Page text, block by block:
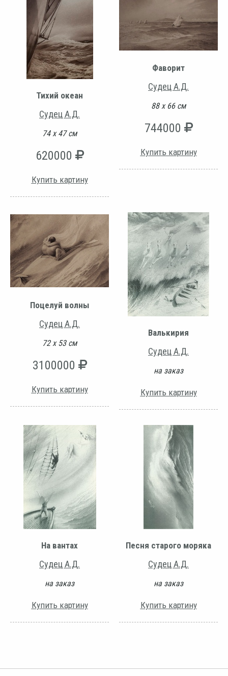
Тихий океан
Судец А.Д.
74 х 47 см
620000
Купить картину
Фаворит
Судец А.Д.
88 х 66 см
744000
Купить картину
Поцелуй волны
Судец А.Д.
72 х 53 см
3100000
Купить картину
Валькирия
Судец А.Д.
на заказ
Купить картину
На вантах
Судец А.Д.
на заказ
Купить картину
Песня старого моряка
Судец А.Д.
на заказ
Купить картину